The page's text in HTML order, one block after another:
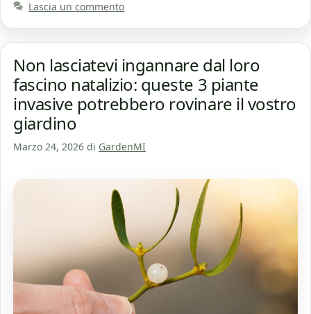
Lascia un commento
Non lasciatevi ingannare dal loro
fascino natalizio: queste 3 piante
invasive potrebbero rovinare il vostro
giardino
Marzo 24, 2026 di GardenMI